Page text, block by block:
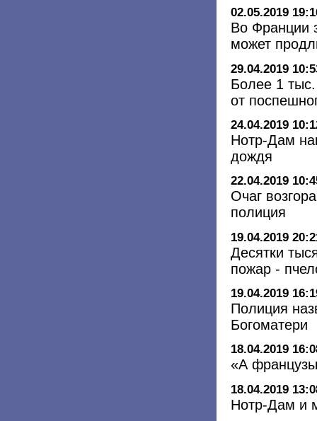
02.05.2019
Во Франции
может
29.04.2019
Более 1 тыс.
от
24.04.2019
Нотр-Дам
дождя
22.04.2019
Очаг
полиция
19.04.2019
Десятки
пожар -
19.04.2019
Полиция
Богоматери
18.04.2019
«А
18.04.2019
Нотр-Дам и